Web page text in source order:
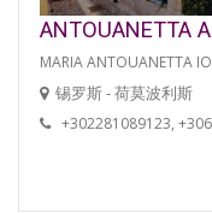
ANTOUANETTA
MARIA ANTOUANETTA
锡罗斯 - 荷莫波利斯
+302281089123,